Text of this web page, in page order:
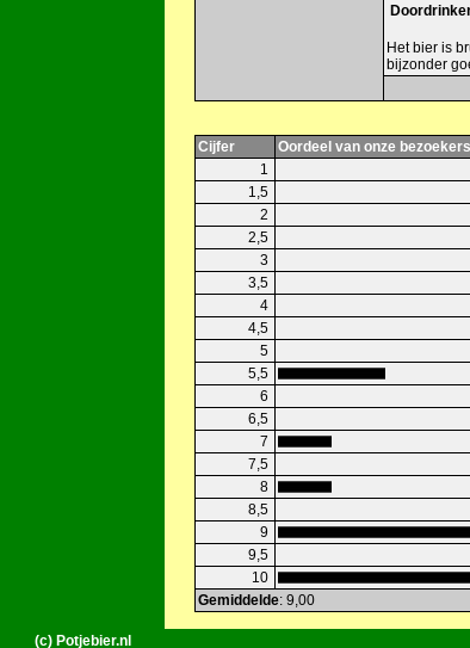
Het bier is
bijzonder
Cijfer Oordeel van onze bezoekers
1
1,5
2
2,5
3
3,5
4
4,5
5
5,5
6
6,5
7
7,5
8
8,5
9
9,5
10
Gemiddelde: 9,00
(c) Potjebier.nl